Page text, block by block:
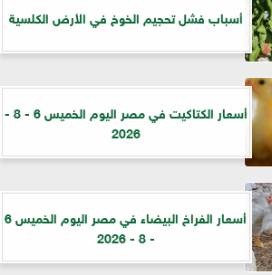
أسباب فشل تحجيم الخوخ في الأرض الكلسية
أسعار الكتاكيت في مصر اليوم الخميس 6 - 8 -
2026
أسعار الفراخ البيضاء في مصر اليوم الخميس 6
- 8 - 2026